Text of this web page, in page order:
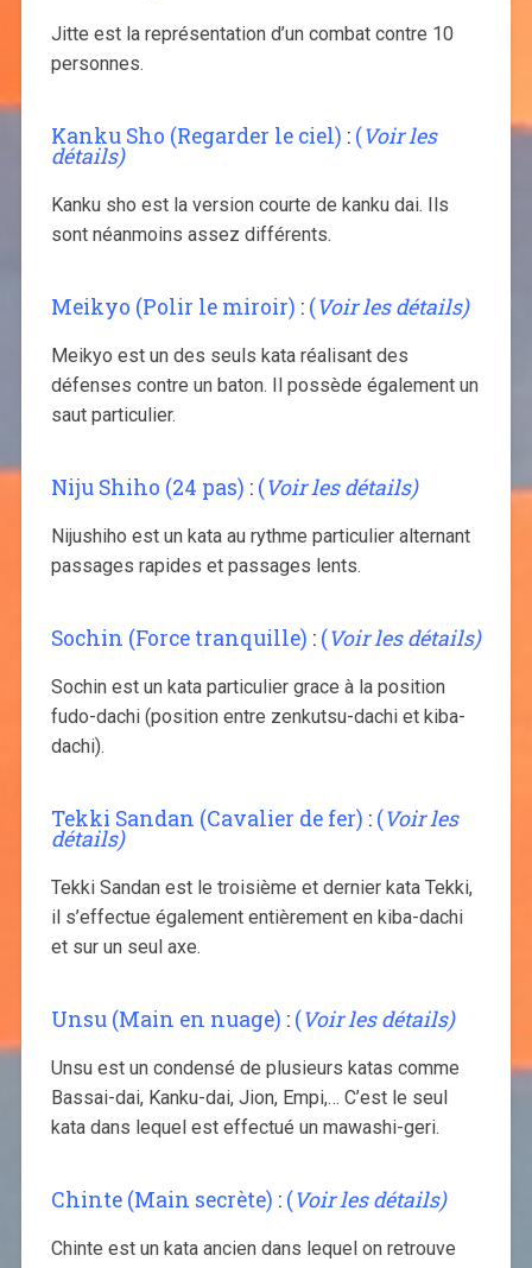
Jitte est la représentation d’un combat contre 10
personnes.
Kanku Sho (Regarder le ciel) : (Voir les
détails)
Kanku sho est la version courte de kanku dai. Ils
sont néanmoins assez différents.
Meikyo (Polir le miroir) : (Voir les détails)
Meikyo est un des seuls kata réalisant des
défenses contre un baton. Il possède également un
saut particulier.
Niju Shiho (24 pas) : (Voir les détails)
Nijushiho est un kata au rythme particulier alternant
passages rapides et passages lents.
Sochin (Force tranquille) : (Voir les détails)
Sochin est un kata particulier grace à la position
fudo-dachi (position entre zenkutsu-dachi et kiba-
dachi).
Tekki Sandan (Cavalier de fer) : (Voir les
détails)
Tekki Sandan est le troisième et dernier kata Tekki,
il s’effectue également entièrement en kiba-dachi
et sur un seul axe.
Unsu (Main en nuage) : (Voir les détails)
Unsu est un condensé de plusieurs katas comme
Bassai-dai, Kanku-dai, Jion, Empi,… C’est le seul
kata dans lequel est effectué un mawashi-geri.
Chinte (Main secrète) : (Voir les détails)
Chinte est un kata ancien dans lequel on retrouve